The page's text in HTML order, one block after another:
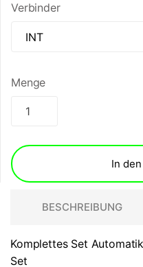
Verbinder
Menge
In
BESCHREIBUNG
Komplettes Set
Set